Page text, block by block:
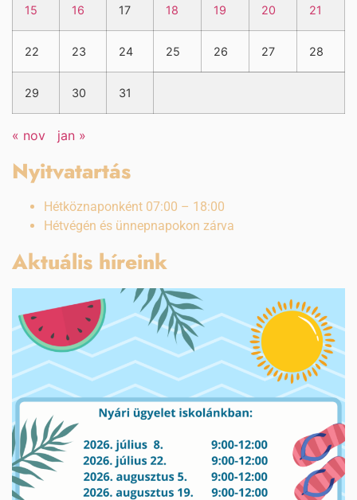
15 16 17 18 19 20 21
22 23 24 25 26 27 28
29 30 31
« nov jan »
Nyitvatartás
Hétköznaponként 07:00 – 18:00
Hétvégén és ünnepnapokon zárva
Aktuális híreink